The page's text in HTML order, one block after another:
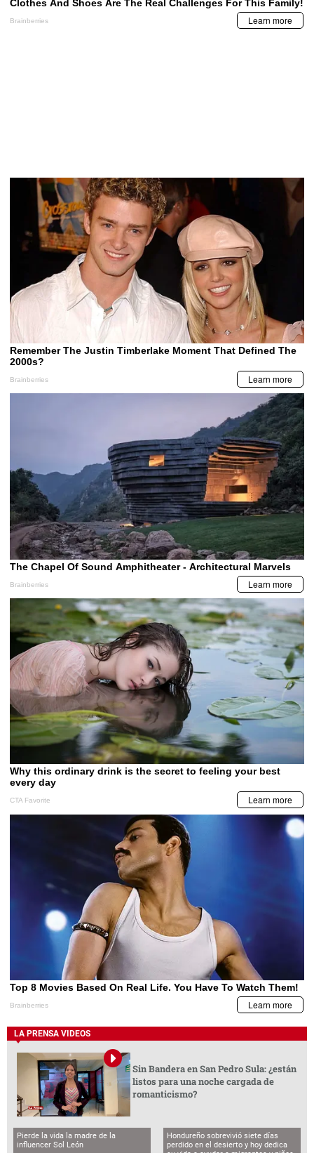
LA PRENSA VIDEOS
Sin Bandera en San Pedro Sula: ¿están
listos para una noche cargada de
romanticismo?
Pierde la vida la madre de la
influencer Sol León
Hondureño sobrevivió siete días
perdido en el desierto y hoy dedica